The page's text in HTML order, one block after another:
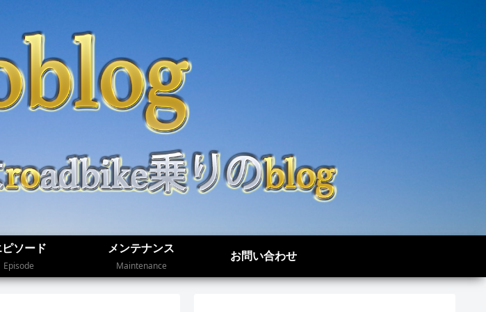
ピソード
Episode
メンテナンス
Maintenance
お問い合わせ